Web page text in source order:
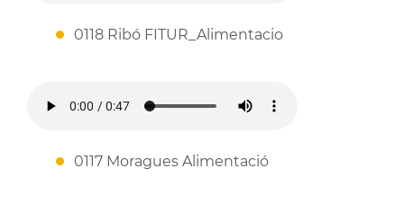
0118 Ribó FITUR_Alimentacio
0117 Moragues Alimentació